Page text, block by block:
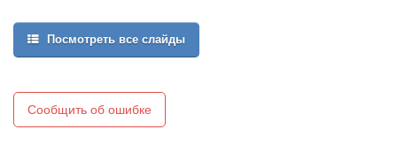
растения,
-дать детям элементарные представления об источниках
загрязнения воздуха о значении чистого воздуха для всего
-формировать у детей “экологическое чувство”, Чувство
сопричастности всему живому, осознание планеты Земля
“общим домом”, прививать детям экологическую и моральную
Посмотреть все слайды
Сообщить об ошибке